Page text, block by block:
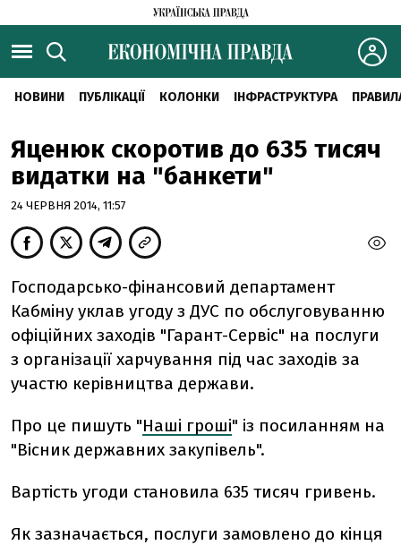
НОВИНИ ПУБЛІКАЦІЇ КОЛОНКИ ІНФРАСТРУКТУРА
Яценюк скоротив до 635 тисяч
видатки на "банкети"
24 ЧЕРВНЯ 2014, 11:57
Господарсько-фінансовий департамент
Кабміну уклав угоду з ДУС по обслуговуванню
офіційних заходів "Гарант-Сервіс" на послуги
з організації харчування під час заходів за
участю керівництва держави.
Про це пишуть "Наші гроші" із посиланням на
"Вісник державних закупівель".
Вартість угоди становила 635 тисяч гривень.
Як зазначається, послуги замовлено до кінця